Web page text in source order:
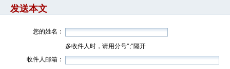
发送本文
您的姓名：
多收件人时，请用分号";"隔开
收件人邮箱：